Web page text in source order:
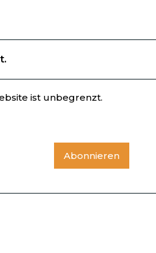
ist unbegrenzt.
Abonnieren